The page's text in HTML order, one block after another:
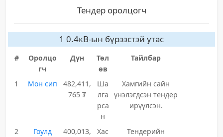
Тендер оролцогч
1 0.4кВ-ын бүрээстэй утас
#
Оролцо
гч
Дүн
Төл
өв
Тайлбар
1 Мон сип
482,411,
765 ₮
Ша
лга
рса
н
Хамгийн сайн
үнэлэгдсэн тендер
ирүүлсэн.
2
Гоулд
400,013,
Хас
Тендерийн